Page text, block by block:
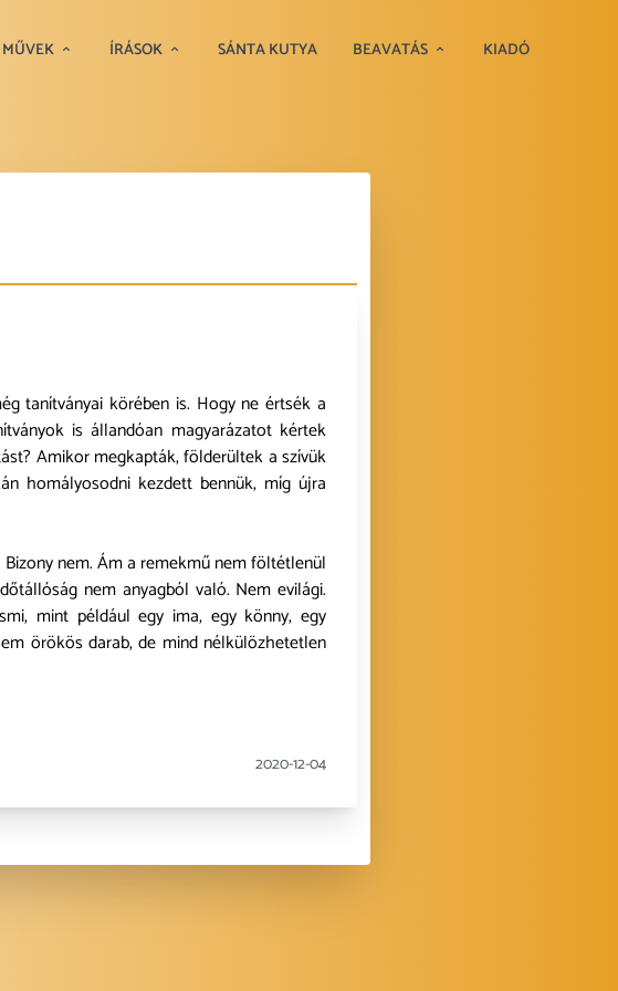
MŰVEK ÍRÁSOK SÁNTA KUTYA BEAVATÁS KIADÓ
tanítványai körében is. Hogy ne értsék a
is állandóan magyarázatot kértek
Amikor megkapták, földerültek a szívük
homályosodni kezdett bennük, míg újra
nem. Ám a remekmű nem föltétlenül
nem anyagból való. Nem evilági.
mint például egy ima, egy könny, egy
örökös darab, de mind nélkülözhetetlen
2020-12-04